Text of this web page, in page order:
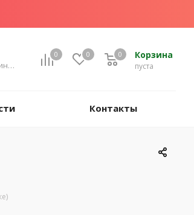
0 0 Корзина
пуста
0
Мой кабинет
Контакты